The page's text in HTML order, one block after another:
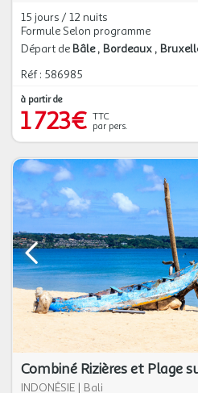
15 jours / 12 nuits
Formule Selon programme
Départ de Bâle Bordeaux
Réf : 586985
à partir de
1 723€ TTC
par pers.
Combiné Rizières et Plage
INDONÉSIE | Bali